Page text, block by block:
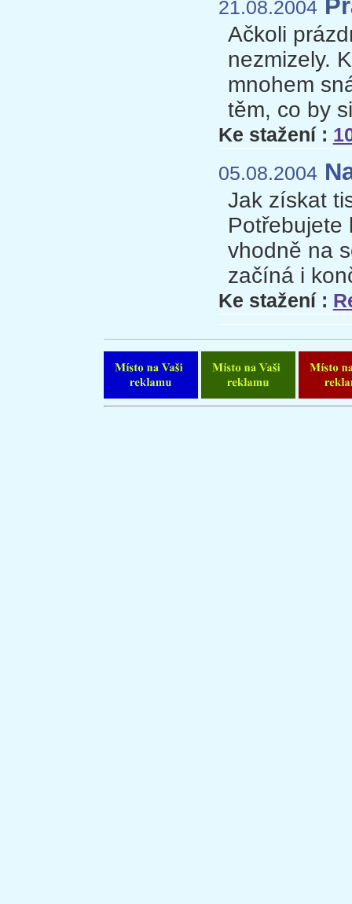
21.08.2004
Ačkoli
nezmizely.
mnohem
těm, co by
Ke stažení :
05.08.2004
Jak získat
Potřebujete
vhodně na
začíná i
Ke stažení :